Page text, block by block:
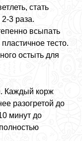
стать
3 раза.
всыпать
тесто.
остыть для
Каждый корж
разогретой до
минут до